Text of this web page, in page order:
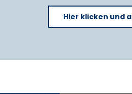
Hier klicken und